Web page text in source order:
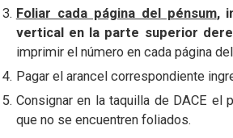
Foliar cada página del pénsum,
vertical en la parte superior
imprimir el número en cada página
Pagar el arancel correspondiente
Consignar en la taquilla de DACE el
que no se encuentren foliados.